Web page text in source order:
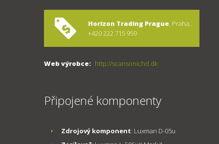
Horizon Trading Prague, Praha,
+420 222 715 959
Web výrobce: http://scansonichd.dk
Připojené komponenty
Zdrojový komponent: Luxman D-05u